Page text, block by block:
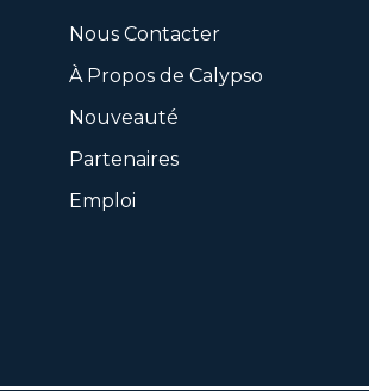
Nous Contacter
À Propos de Calypso
Nouveauté
Partenaires
Emploi